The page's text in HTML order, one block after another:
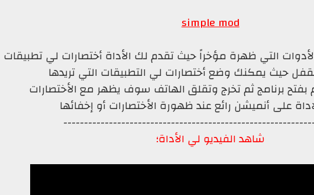
simple mod
الأدوات التي ظهرة مؤخراً حيث تقدم لك الأداة أختصارات لي تطبيقات
حيث يمكنك وضع أختصارات لي التطبيقات التي تريدها
بفتح برنامج ثم تخرج وتقلق الهاتف سوف يظهر مع الأختصارات
على أنميشن رائع عند ظهورة الأختصارات أو إخفائها
شاهد الفيديو لي الأداة؛